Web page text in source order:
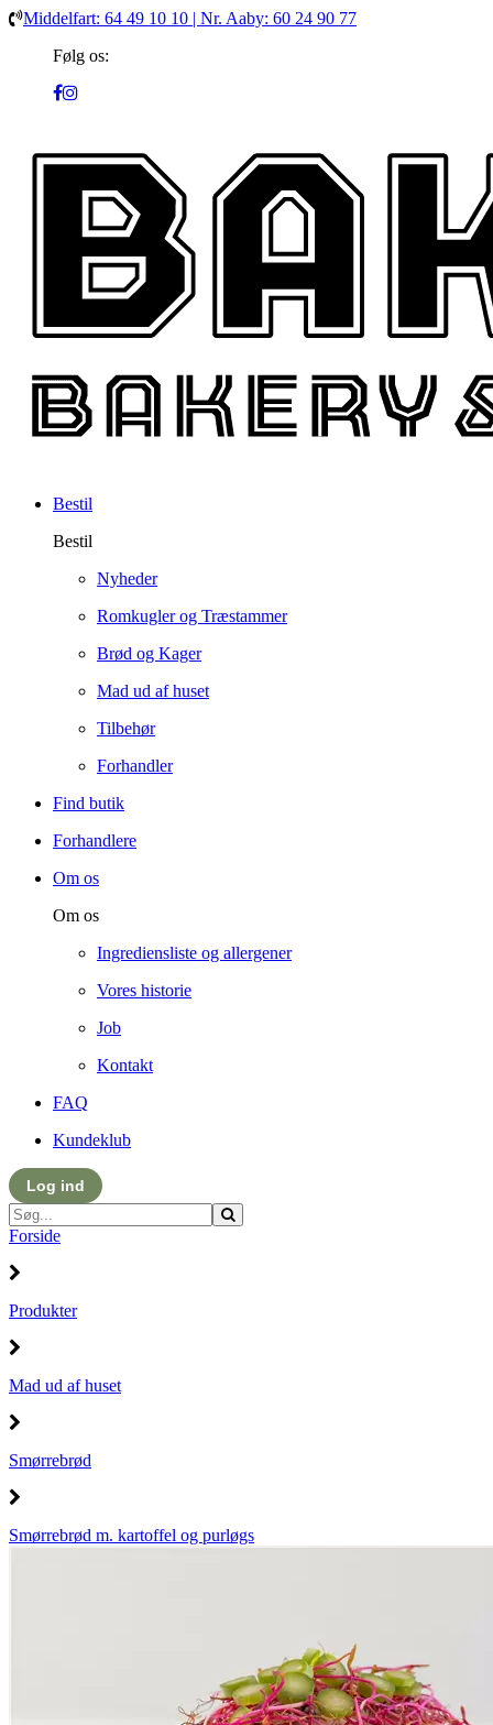
Middelfart: 64 49 10 10 | Nr. Aaby: 60 24 90 77
Følg os:
Bestil
Bestil
Nyheder
Romkugler og Træstammer
Brød og Kager
Mad ud af huset
Tilbehør
Forhandler
Find butik
Forhandlere
Om os
Om os
Ingrediensliste og allergener
Vores historie
Job
Kontakt
FAQ
Kundeklub
Log ind
Forside
Produkter
Mad ud af huset
Smørrebrød
Smørrebrød m. kartoffel og purløgs